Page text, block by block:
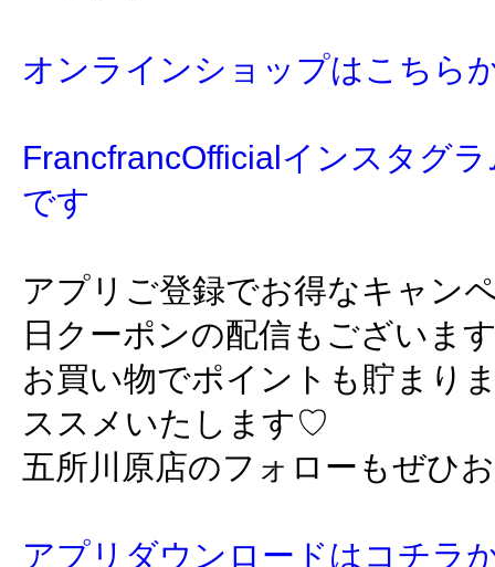
オンラインショップはこちら
FrancfrancOfficialインスタグ
です
アプリご登録でお得なキャン
日クーポンの配信もございま
お買い物でポイントも貯まり
ススメいたします♡
五所川原店のフォローもぜひ
アプリダウンロードはコチラ